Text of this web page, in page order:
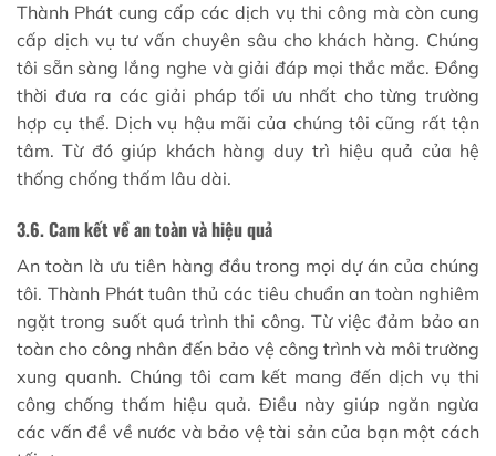
Thành Phát cung cấp các dịch vụ thi công mà còn cung
cấp dịch vụ tư vấn chuyên sâu cho khách hàng. Chúng
tôi sẵn sàng lắng nghe và giải đáp mọi thắc mắc. Đồng
thời đưa ra các giải pháp tối ưu nhất cho từng trường
hợp cụ thể. Dịch vụ hậu mãi của chúng tôi cũng rất tận
tâm. Từ đó giúp khách hàng duy trì hiệu quả của hệ
thống chống thấm lâu dài.
3.6. Cam kết về an toàn và hiệu quả
An toàn là ưu tiên hàng đầu trong mọi dự án của chúng
tôi. Thành Phát tuân thủ các tiêu chuẩn an toàn nghiêm
ngặt trong suốt quá trình thi công. Từ việc đảm bảo an
toàn cho công nhân đến bảo vệ công trình và môi trường
xung quanh. Chúng tôi cam kết mang đến dịch vụ thi
công chống thấm hiệu quả. Điều này giúp ngăn ngừa
các vấn đề về nước và bảo vệ tài sản của bạn một cách